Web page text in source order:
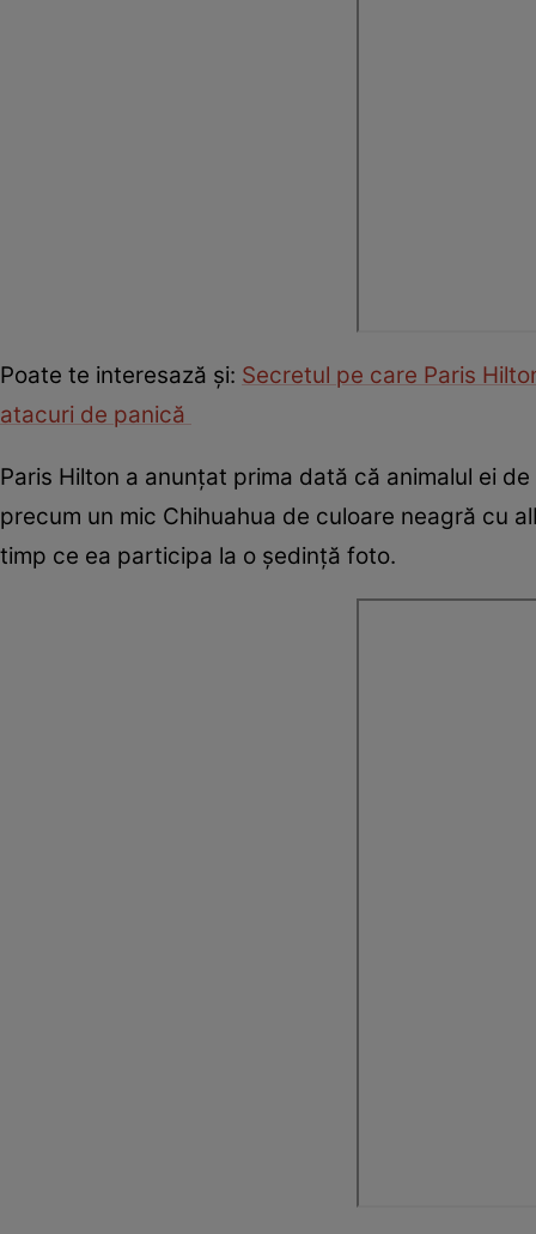
Poate te interesază și: Secretul pe care Paris
atacuri de panică
Paris Hilton a anunțat prima dată că animalul ei
precum un mic Chihuahua de culoare neagră cu
timp ce ea participa la o ședință foto.